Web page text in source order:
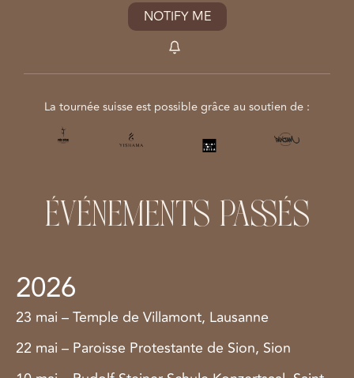
NOTIFY ME
La tournée suisse est possible grâce au soutien de :
ÉVÉNEMENTS PASSÉS
2026
23 mai – Temple de Villamont, Lausanne
22 mai – Paroisse Protestante de Sion, Sion